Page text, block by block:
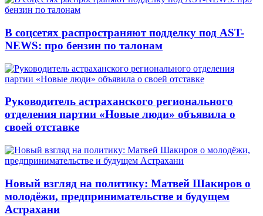
В соцсетях распространяют подделку под AST-
NEWS: про бензин по талонам
Руководитель астраханского регионального
отделения партии «Новые люди» объявила о
своей отставке
Новый взгляд на политику: Матвей Шакиров о
молодёжи, предпринимательстве и будущем
Астрахани